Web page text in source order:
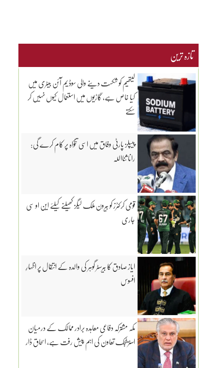
تازہ ترین
لیتھیم کو شکست دینے والی سوڈیم آئن بیٹری میں
کیا خاص ہے، گاڑیوں میں استعمال کیوں نہیں کر
سکتے
پیپلز پارٹی وفاق میں اسی تنخواہ پر کام کرے گی:
رانا ثنااللہ
قومی کرکٹرز کو بیرون ملک لیگز کھیلنے کیلئے این او سی
جاری
ایاز صادق کا بیرسٹر گوہر کی والدہ کے انتقال پر اظہارِ
افسوس
مکہ مشترکہ دفاعی معاہدہ برادر ممالک کے درمیان
اسٹریٹجک تعاون کی اہم پیش رفت ہے، اسحاق ڈار